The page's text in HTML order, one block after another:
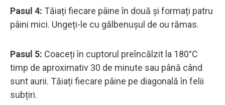
Pasul 4: Tăiați fiecare pâine în două și formați patru
pâini mici. Ungeți-le cu gălbenușul de ou rămas.
Pasul 5: Coaceți în cuptorul preîncălzit la 180°C
timp de aproximativ 30 de minute sau până când
sunt aurii. Tăiați fiecare pâine pe diagonală în felii
subțiri.